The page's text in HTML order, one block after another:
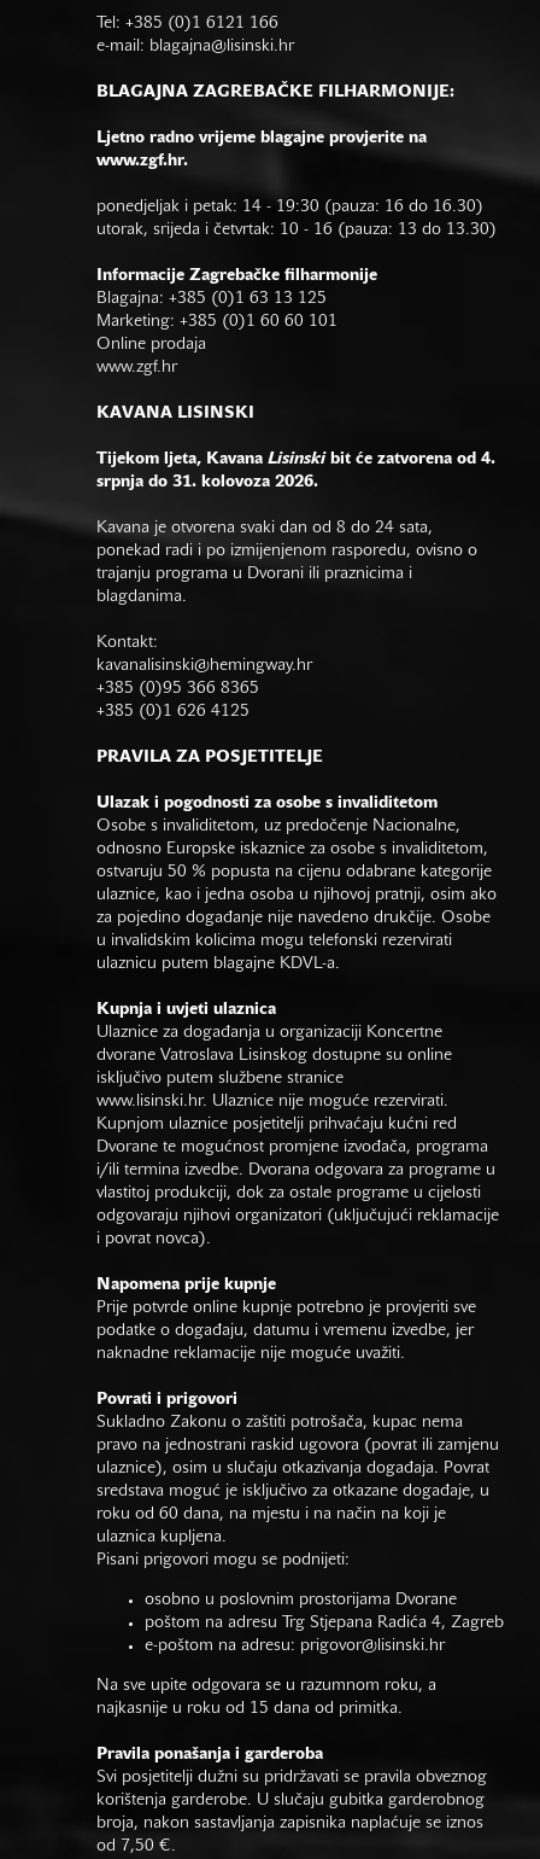
Tel: +385 (0)1 6121 166
e-mail: blagajna@lisinski.hr
BLAGAJNA ZAGREBAČKE FILHARMONIJE:
Ljetno radno vrijeme blagajne provjerite na
www.zgf.hr.
ponedjeljak i petak: 14 - 19:30 (pauza: 16 do 16.30)
utorak, srijeda i četvrtak: 10 - 16 (pauza: 13 do 13.30)
Informacije Zagrebačke filharmonije
Blagajna: +385 (0)1 63 13 125
Marketing: +385 (0)1 60 60 101
Online prodaja
www.zgf.hr
KAVANA LISINSKI
Tijekom ljeta, Kavana Lisinskibit će zatvorena od 4.
srpnja do 31. kolovoza 2026.
Kavana je otvorena svaki dan od 8 do 24 sata,
ponekad radi i po izmijenjenom rasporedu, ovisno o
trajanju programa u Dvorani ili praznicima i
blagdanima.
Kontakt:
kavanalisinski@hemingway.hr
+385 (0)95 366 8365
+385 (0)1 626 4125
PRAVILA ZA POSJETITELJE
Ulazak i pogodnosti za osobe s invaliditetom
Osobe s invaliditetom, uz predočenje Nacionalne,
odnosno Europske iskaznice za osobe s invaliditetom,
ostvaruju 50 % popusta na cijenu odabrane kategorije
ulaznice, kao i jedna osoba u njihovoj pratnji, osim ako
za pojedino događanje nije navedeno drukčije. Osobe
u invalidskim kolicima mogu telefonski rezervirati
ulaznicu putem blagajne KDVL-a.
Kupnja i uvjeti ulaznica
Ulaznice za događanja u organizaciji Koncertne
dvorane Vatroslava Lisinskog dostupne su online
isključivo putem službene stranice
www.lisinski.hr. Ulaznice nije moguće rezervirati.
Kupnjom ulaznice posjetitelji prihvaćaju kućni red
Dvorane te mogućnost promjene izvođača, programa
i/ili termina izvedbe. Dvorana odgovara za programe u
vlastitoj produkciji, dok za ostale programe u cijelosti
odgovaraju njihovi organizatori (uključujući reklamacije
i povrat novca).
Napomena prije kupnje
Prije potvrde online kupnje potrebno je provjeriti sve
podatke o događaju, datumu i vremenu izvedbe, jer
naknadne reklamacije nije moguće uvažiti.
Povrati i prigovori
Sukladno Zakonu o zaštiti potrošača, kupac nema
pravo na jednostrani raskid ugovora (povrat ili zamjenu
ulaznice), osim u slučaju otkazivanja događaja. Povrat
sredstava moguć je isključivo za otkazane događaje, u
roku od 60 dana, na mjestu i na način na koji je
ulaznica kupljena.
Pisani prigovori mogu se podnijeti:
osobno u poslovnim prostorijama Dvorane
poštom na adresu Trg Stjepana Radića 4, Zagreb
e-poštom na adresu: prigovor@lisinski.hr
Na sve upite odgovara se u razumnom roku, a
najkasnije u roku od 15 dana od primitka.
Pravila ponašanja i garderoba
Svi posjetitelji dužni su pridržavati se pravila obveznog
korištenja garderobe. U slučaju gubitka garderobnog
broja, nakon sastavljanja zapisnika naplaćuje se iznos
od 7,50 €.